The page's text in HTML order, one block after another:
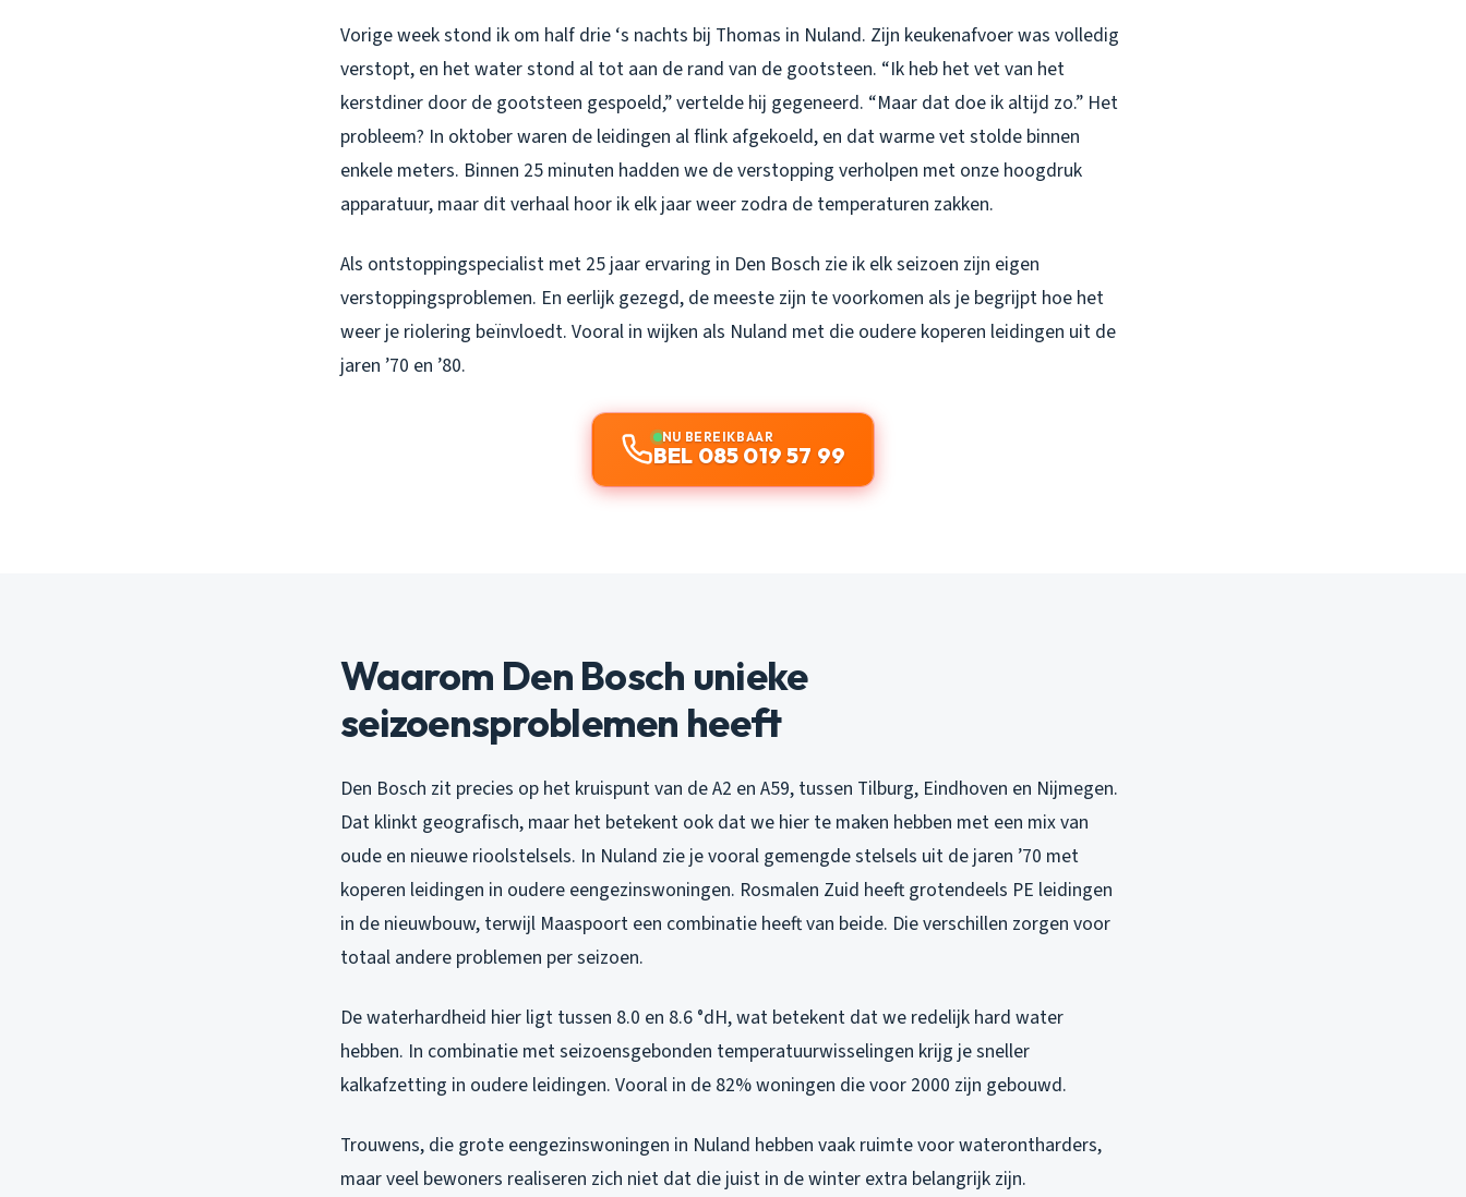
Vorige week stond ik om half drie ‘s nachts bij Thomas in Nuland. Zijn keukenafvoer was volledig
verstopt, en het water stond al tot aan de rand van de gootsteen. “Ik heb het vet van het
kerstdiner door de gootsteen gespoeld,” vertelde hij gegeneerd. “Maar dat doe ik altijd zo.” Het
probleem? In oktober waren de leidingen al flink afgekoeld, en dat warme vet stolde binnen
enkele meters. Binnen 25 minuten hadden we de verstopping verholpen met onze hoogdruk
apparatuur, maar dit verhaal hoor ik elk jaar weer zodra de temperaturen zakken.
Als ontstoppingspecialist met 25 jaar ervaring in Den Bosch zie ik elk seizoen zijn eigen
verstoppingsproblemen. En eerlijk gezegd, de meeste zijn te voorkomen als je begrijpt hoe het
weer je riolering beïnvloedt. Vooral in wijken als Nuland met die oudere koperen leidingen uit de
jaren ’70 en ’80.
NU BEREIKBAAR
BEL 085 019 57 99
Waarom Den Bosch unieke
seizoensproblemen heeft
Den Bosch zit precies op het kruispunt van de A2 en A59, tussen Tilburg, Eindhoven en Nijmegen.
Dat klinkt geografisch, maar het betekent ook dat we hier te maken hebben met een mix van
oude en nieuwe rioolstelsels. In Nuland zie je vooral gemengde stelsels uit de jaren ’70 met
koperen leidingen in oudere eengezinswoningen. Rosmalen Zuid heeft grotendeels PE leidingen
in de nieuwbouw, terwijl Maaspoort een combinatie heeft van beide. Die verschillen zorgen voor
totaal andere problemen per seizoen.
De waterhardheid hier ligt tussen 8.0 en 8.6 °dH, wat betekent dat we redelijk hard water
hebben. In combinatie met seizoensgebonden temperatuurwisselingen krijg je sneller
kalkafzetting in oudere leidingen. Vooral in de 82% woningen die voor 2000 zijn gebouwd.
Trouwens, die grote eengezinswoningen in Nuland hebben vaak ruimte voor waterontharders,
maar veel bewoners realiseren zich niet dat die juist in de winter extra belangrijk zijn.